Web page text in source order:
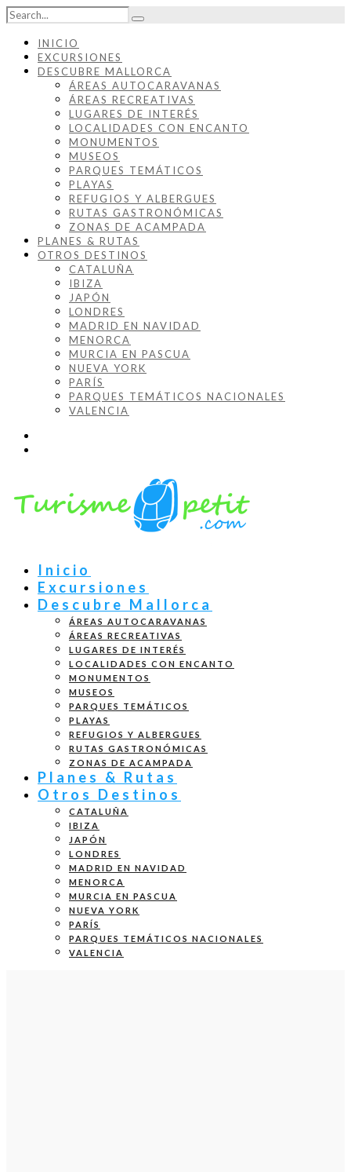
INICIO
EXCURSIONES
DESCUBRE MALLORCA
ÁREAS AUTOCARAVANAS
ÁREAS RECREATIVAS
LUGARES DE INTERÉS
LOCALIDADES CON ENCANTO
MONUMENTOS
MUSEOS
PARQUES TEMÁTICOS
PLAYAS
REFUGIOS Y ALBERGUES
RUTAS GASTRONÓMICAS
ZONAS DE ACAMPADA
PLANES & RUTAS
OTROS DESTINOS
CATALUÑA
IBIZA
JAPÓN
LONDRES
MADRID EN NAVIDAD
MENORCA
MURCIA EN PASCUA
NUEVA YORK
PARÍS
PARQUES TEMÁTICOS NACIONALES
VALENCIA
Inicio
Excursiones
Descubre Mallorca
ÁREAS AUTOCARAVANAS
ÁREAS RECREATIVAS
LUGARES DE INTERÉS
LOCALIDADES CON ENCANTO
MONUMENTOS
MUSEOS
PARQUES TEMÁTICOS
PLAYAS
REFUGIOS Y ALBERGUES
RUTAS GASTRONÓMICAS
ZONAS DE ACAMPADA
Planes & Rutas
Otros Destinos
CATALUÑA
IBIZA
JAPÓN
LONDRES
MADRID EN NAVIDAD
MENORCA
MURCIA EN PASCUA
NUEVA YORK
PARÍS
PARQUES TEMÁTICOS NACIONALES
VALENCIA